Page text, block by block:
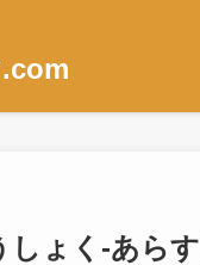
しょく-あら